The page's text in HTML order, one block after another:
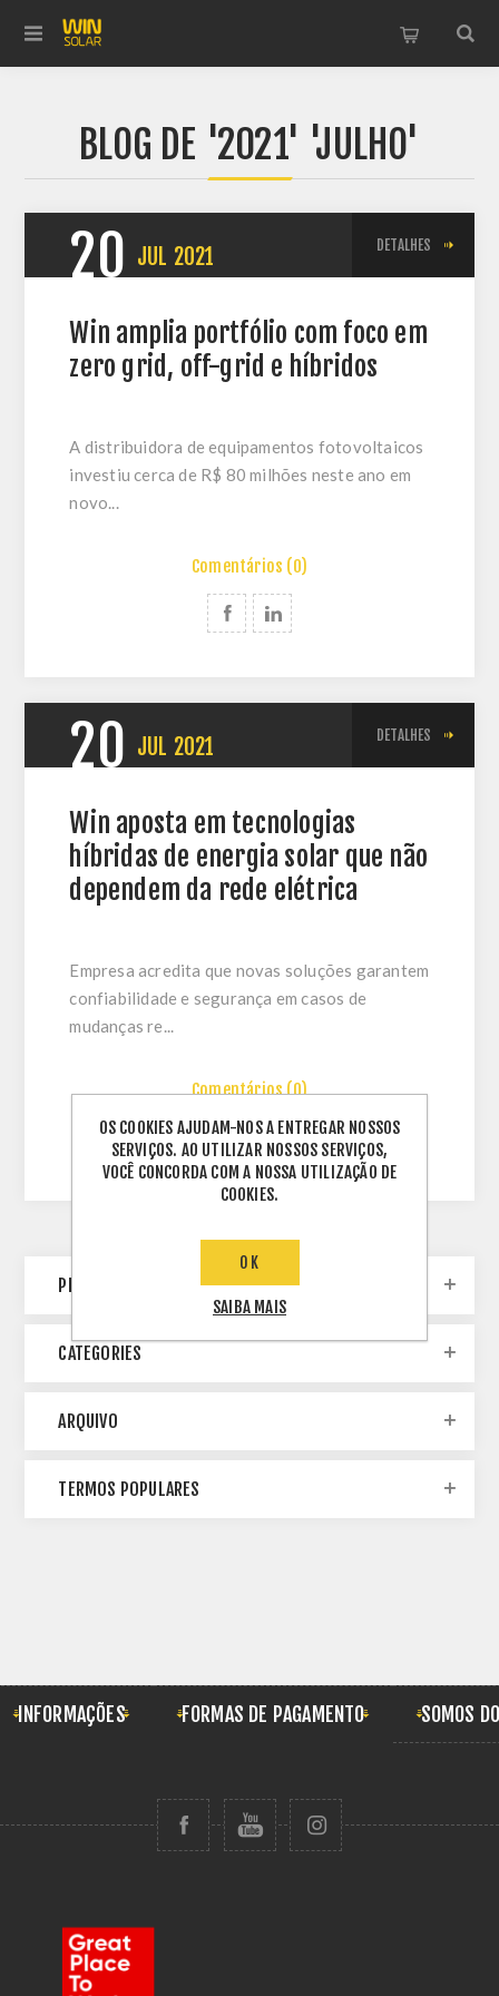
BLOG DE '2021' 'JULHO'
20 JUL 2021 DETALHES
Win amplia portfólio com foco em
zero grid, off-grid e híbridos
A distribuidora de equipamentos fotovoltaicos
investiu cerca de R$ 80 milhões neste ano em
novo...
Comentários (0)
20 JUL 2021 DETALHES
Win aposta em tecnologias
híbridas de energia solar que não
dependem da rede elétrica
Empresa acredita que novas soluções garantem
confiabilidade e segurança em casos de
mudanças re...
Comentários (0)
PESQUISA DE BLOG
CATEGORIES
ARQUIVO
TERMOS POPULARES
INFORMAÇÕES FORMAS DE PAGAMENTO SOMOS
OS COOKIES AJUDAM-NOS A ENTREGAR NOSSOS
SERVIÇOS. AO UTILIZAR NOSSOS SERVIÇOS,
VOCÊ CONCORDA COM A NOSSA UTILIZAÇÃO DE
COOKIES.
OK
SAIBA MAIS